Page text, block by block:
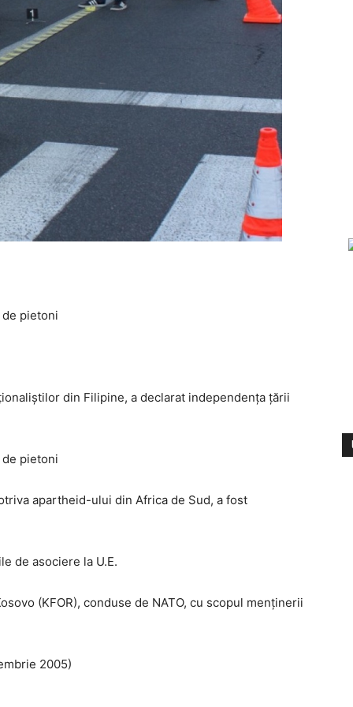
pietoni
din Filipine, a declarat independența țării
pietoni
apartheid-ului din Africa de Sud, a fost
de asociere la U.E.
(KFOR), conduse de NATO, cu scopul menținerii
2005)